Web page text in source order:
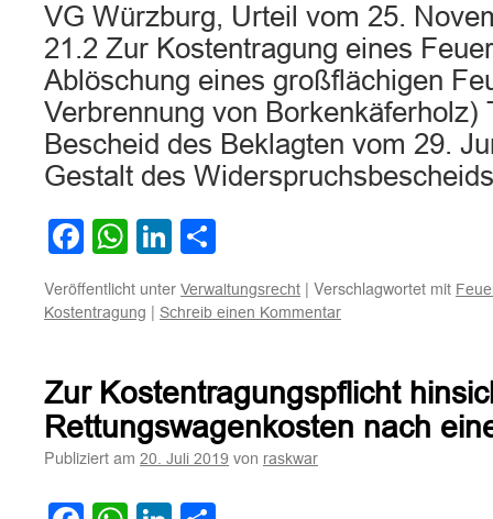
VG Würzburg, Urteil vom 25.
21.2 Zur Kostentragung eines
Ablöschung eines großflächigen
Verbrennung von Borkenkäferholz)
Bescheid des Beklagten vom 29.
Gestalt des
Facebook
WhatsApp
LinkedIn
Veröffentlicht unter Verwaltungsrecht | Verschlagwortet mit
Kostentragung | Schreib einen Kommentar
Zur Kostentragungspflicht
Rettungswagenkosten nach
Publiziert am 20. Juli 2019 von raskwar